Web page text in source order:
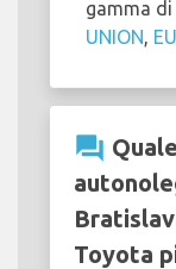
gamma
UNION
question_answer
Toyota